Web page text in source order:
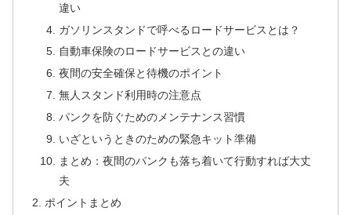
違い
ガソリンスタンドで呼べるロードサービスとは？
自動車保険のロードサービスとの違い
夜間の安全確保と待機のポイント
無人スタンド利用時の注意点
パンクを防ぐためのメンテナンス習慣
いざというときのための緊急キット準備
まとめ：夜間のパンクも落ち着いて行動すれば大丈
夫
ポイントまとめ